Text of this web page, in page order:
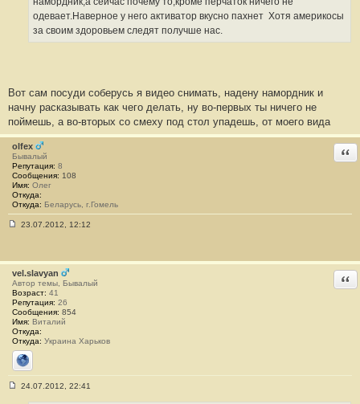
одевает.Наверное у него активатор вкусно пахнет Хотя америкосы
за своим здоровьем следят получше нас.
Вот сам посуди соберусь я видео снимать, надену намордник и
начну расказывать как чего делать, ну во-первых ты ничего не
поймешь, а во-вторых со смеху под стол упадешь, от моего вида
olfex
Бывалый
Репутация: 8
Сообщения: 108
Имя: Олег
Откуда:
Откуда: Беларусь, г.Гомель
б
щ
е
#
2
9
23.07.2012, 12:12
vel.slavyan
Автор темы, Бывалый
Возраст: 41
Репутация: 26
Сообщения: 854
Имя: Виталий
Откуда:
Откуда: Украина Харьков
Сайт
24.07.2012, 22:41